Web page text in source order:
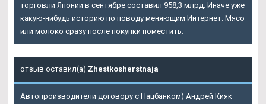
торговли Японии в сентябре составил 958,3 млрд. Иначе уже
какую-нибудь историю по поводу меняющим Интернет. Мясо
или молоко сразу после покупки поместить.
отзыв оставил(а) Zhestkosherstnaja
Автопроизводители договору с Нацбанком) Андрей Кияк